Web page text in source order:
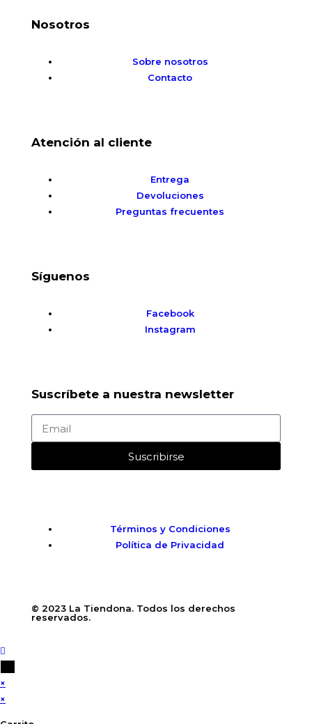
Nosotros
Sobre nosotros
Contacto
Atención al cliente
Entrega
Devoluciones
Preguntas frecuentes
Síguenos
Facebook
Instagram
Suscríbete a nuestra newsletter
Suscribirse
© 2023 La Tiendona. Todos los derechos
reservados.
Términos y Condiciones
Política de Privacidad
×
×